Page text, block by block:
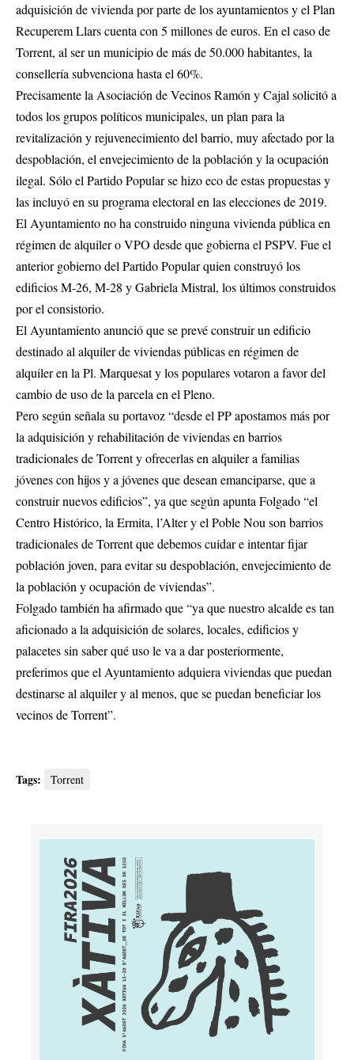
adquisición de vivienda por parte de los ayuntamientos y el Plan
Recuperem Llars cuenta con 5 millones de euros. En el caso de
Torrent, al ser un municipio de más de 50.000 habitantes, la
consellería subvenciona hasta el 60%.
Precisamente la Asociación de Vecinos Ramón y Cajal solicitó a
todos los grupos políticos municipales, un plan para la
revitalización y rejuvenecimiento del barrio, muy afectado por la
despoblación, el envejecimiento de la población y la ocupación
ilegal. Sólo el Partido Popular se hizo eco de estas propuestas y
las incluyó en su programa electoral en las elecciones de 2019.
El Ayuntamiento no ha construido ninguna vivienda pública en
régimen de alquiler o VPO desde que gobierna el PSPV. Fue el
anterior gobierno del Partido Popular quien construyó los
edificios M-26, M-28 y Gabriela Mistral, los últimos construidos
por el consistorio.
El Ayuntamiento anunció que se prevé construir un edificio
destinado al alquiler de viviendas públicas en régimen de
alquiler en la Pl. Marquesat y los populares votaron a favor del
cambio de uso de la parcela en el Pleno.
Pero según señala su portavoz “desde el PP apostamos más por
la adquisición y rehabilitación de viviendas en barrios
tradicionales de Torrent y ofrecerlas en alquiler a familias
jóvenes con hijos y a jóvenes que desean emanciparse, que a
construir nuevos edificios”, ya que según apunta Folgado “el
Centro Histórico, la Ermita, l’Alter y el Poble Nou son barrios
tradicionales de Torrent que debemos cuidar e intentar fijar
población joven, para evitar su despoblación, envejecimiento de
la población y ocupación de viviendas”.
Folgado también ha afirmado que “ya que nuestro alcalde es tan
aficionado a la adquisición de solares, locales, edificios y
palacetes sin saber qué uso le va a dar posteriormente,
preferimos que el Ayuntamiento adquiera viviendas que puedan
destinarse al alquiler y al menos, que se puedan beneficiar los
vecinos de Torrent”.
Tags: Torrent